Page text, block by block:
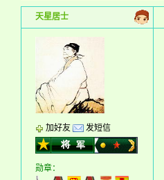
天星居士
加好友 发短信
勋章：